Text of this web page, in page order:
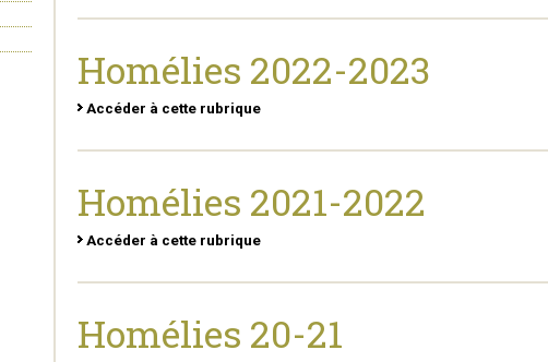
Homélies 2022-2023
Accéder à cette rubrique
Homélies 2021-2022
Accéder à cette rubrique
Homélies 20-21